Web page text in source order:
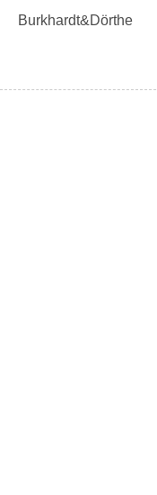
Burkhardt&Dörthe